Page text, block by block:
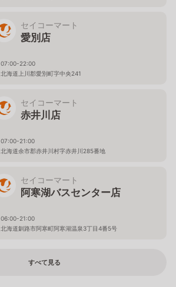
セイコーマート
愛別店
07:00-22:00
北海道上川郡愛別町字中央241
セイコーマート
赤井川店
07:00-21:00
北海道余市郡赤井川村字赤井川285番地
セイコーマート
阿寒湖バスセンター店
06:00-21:00
北海道釧路市阿寒町阿寒湖温泉3丁目4番5号
すべて見る